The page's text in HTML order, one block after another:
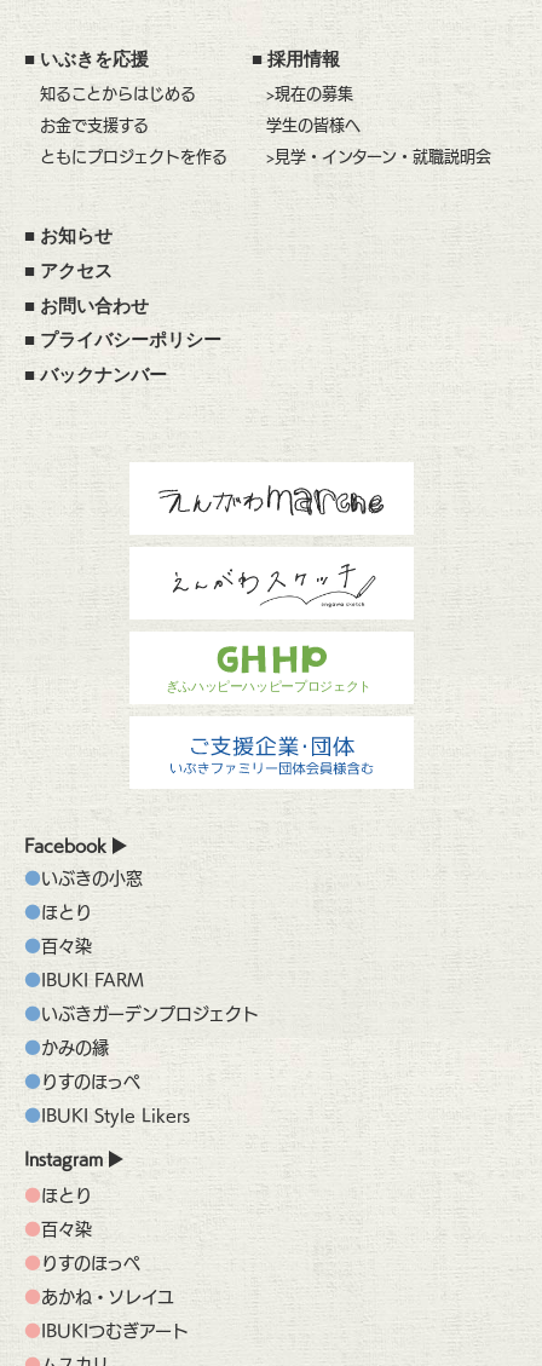
■いぶきを応援
知ることからはじめる
お金で支援する
ともにプロジェクトを作る
■採用情報
>現在の募集
学生の皆様へ
>見学・インターン・就職説明会
■ お知らせ
■ アクセス
■ お問い合わせ
■プライバシーポリシー
■バックナンバー
Facebook
いぶきの小窓
ほとり
百々染
IBUKI FARM
いぶきガーデンプロジェクト
かみの縁
りすのほっぺ
IBUKI Style Likers
Instagram
ほとり
百々染
りすのほっぺ
あかね・ソレイユ
IBUKIつむぎアート